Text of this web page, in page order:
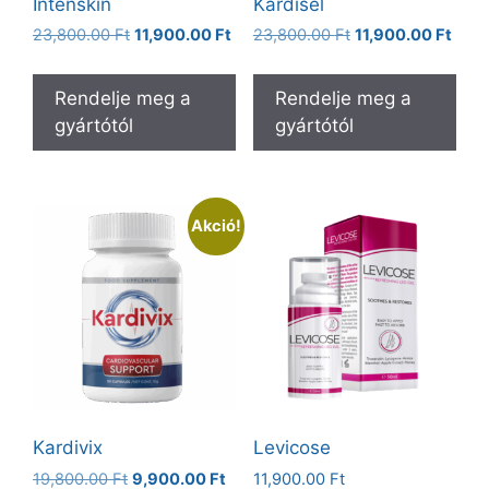
23,800.00Ft Original
was:
23,800.00 Ft.
11,900.00 Ft Current
is:
11,900.00 Ft.
Rendelje meg a
gyártótól
23,800.00Ft Original
was:
23,800.00 Ft.
11,900.00 Ft
is:
Rendelje meg a
gyártótól
Akció!
Kardivix
19,800.00Ft Original
9,900.00 Ft Current
Levicose
11,900.00 Ft